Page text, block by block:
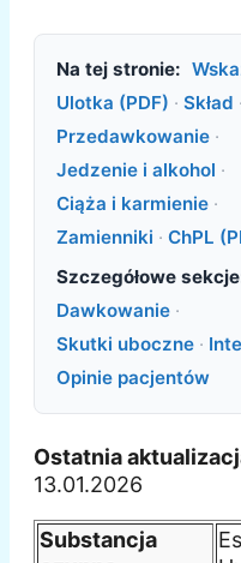
Na tej stronie:
Ulotka (PDF) · Skład ·
Przedawkowanie ·
Jedzenie i alkohol ·
Ciąża i karmienie ·
Zamienniki · ChPL
Szczegółowe
Dawkowanie ·
Skutki uboczne ·
Opinie pacjentów
Ostatnia
13.01.2026
Substancja